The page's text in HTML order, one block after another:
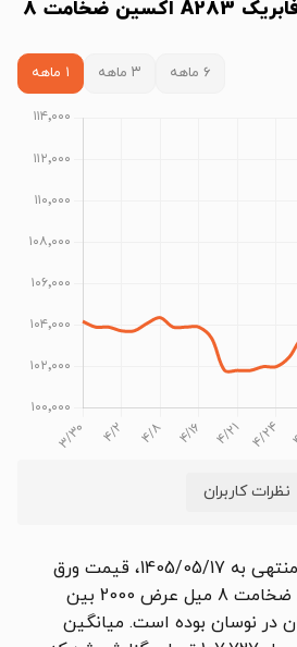
نمودار قیمت ورق فابریک A283 اکسین ضخامت 8
۶ ماهه ۳ ماهه ۱ ماهه
نظرات کاربران
05/17،
قیمت ورق
تا 113,636 تومان در نوسان بوده است. میانگین